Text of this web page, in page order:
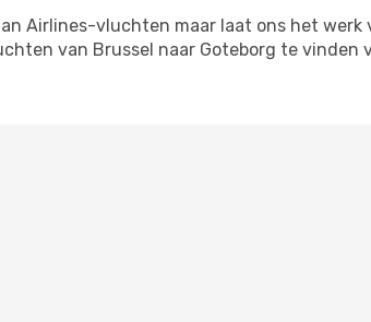
Airlines-vluchten maar laat ons het werk
van Brussel naar Goteborg te vinden